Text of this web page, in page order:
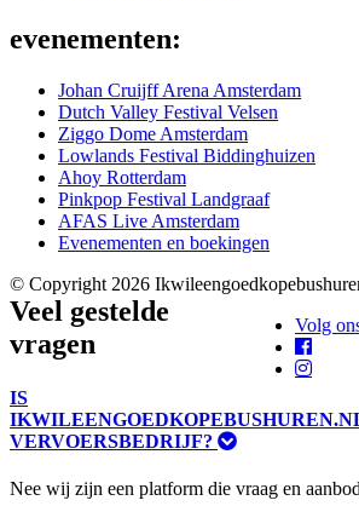
evenementen:
Johan Cruijff Arena Amsterdam
Dutch Valley Festival Velsen
Ziggo Dome Amsterdam
Lowlands Festival Biddinghuizen
Ahoy Rotterdam
Pinkpop Festival Landgraaf
AFAS Live Amsterdam
Evenementen en boekingen
© Copyright 2026
Volg
Veel gestelde
vragen
IS
VERVOERSBEDRIJF?
Nee wij zijn een platform die vraag en